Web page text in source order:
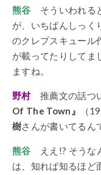
熊谷 そういわれる
が、いちばんしっく
のクレプスキュール
が載ってたりしてま
ますね。
野村推薦文の話つ
Of The Town』
（
樹さんが書いてるん
熊谷 ええ!? そうな
は、知れば知るほど